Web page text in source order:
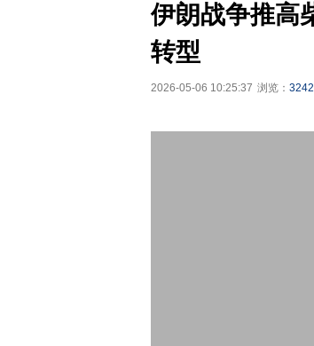
伊朗战争推高
转型
2026-05-06 10:25:37 浏览： 3242